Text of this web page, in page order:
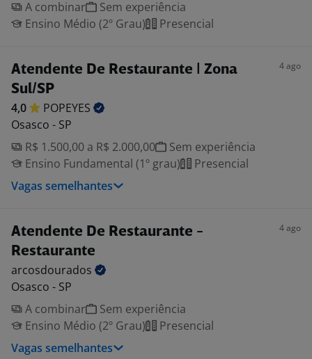
A combinar
Sem experiência
Ensino Médio (2º Grau)
Presencial
Atendente De Restaurante | Zona
Sul/SP
4 ago
4,0
POPEYES
Osasco - SP
R$ 1.500,00 a R$ 2.000,00
Sem experiência
Ensino Fundamental (1º grau)
Presencial
Vagas semelhantes
Atendente De Restaurante -
Restaurante
4 ago
arcosdourados
Osasco - SP
A combinar
Sem experiência
Ensino Médio (2º Grau)
Presencial
Vagas semelhantes